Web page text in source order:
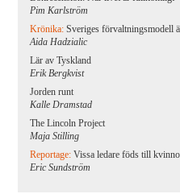
Pim Karlström
Krönika:Sveriges förvaltningsmodell
Aida Hadzialic
Lär av Tyskland
Erik Bergkvist
Jorden runt
Kalle Dramstad
The Lincoln Project
Maja Stilling
Reportage:Vissa ledare föds till
Eric Sundström